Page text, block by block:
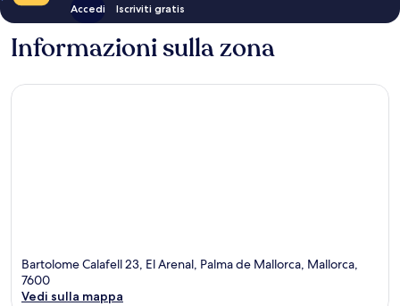
Accedi Iscriviti gratis
Informazioni sulla zona
Bartolome Calafell 23, El Arenal, Palma de Mallorca, Mallorca,
7600
Vedi sulla mappa